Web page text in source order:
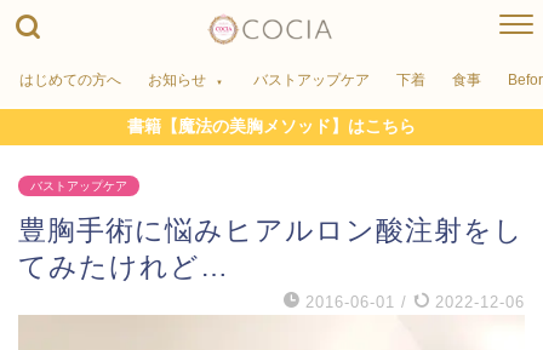
はじめての方へ お知らせ バストアップケア 下着 食事
書籍【魔法の美胸メソッド】はこちら
バストアップケア
豊胸手術に悩みヒアルロン酸注射をし
てみたけれど…
2016-06-01 / 2022-12-06